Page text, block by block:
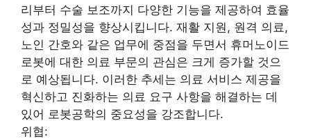
리부터 수술 보조까지 다양한 기능을 제공하여 효율
성과 정밀성을 향상시킵니다. 재활 지원, 원격 의료,
노인 간호와 같은 업무에 중점을 두면서 휴머노이드
로봇에 대한 의료 부문의 관심은 크게 증가할 것으
로 예상됩니다. 이러한 추세는 의료 서비스 제공을
혁신하고 진화하는 의료 요구 사항을 해결하는 데
있어 로봇공학의 중요성을 강조합니다.
위협: